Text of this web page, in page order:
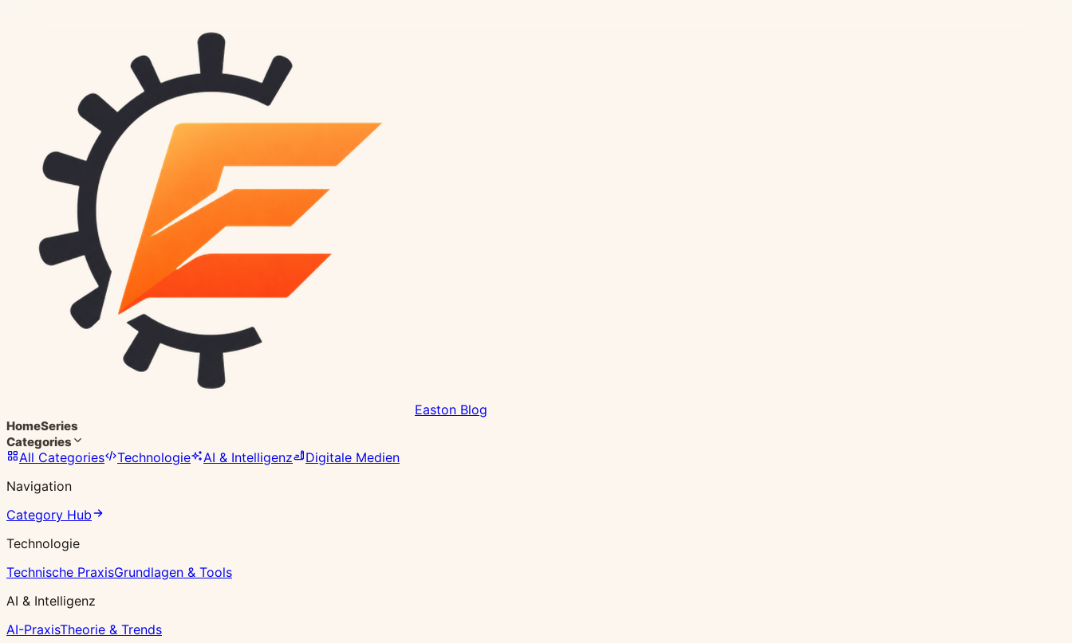
Easton Blog
HomeSeries
Categories
All Categories Technologie AI & Intelligenz
Digitale Medien
Navigation
Category Hub
Technologie
Technische PraxisGrundlagen & Tools
AI & Intelligenz
AI-PraxisTheorie & Trends